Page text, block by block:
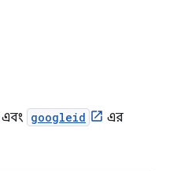
এবং googleid
এর